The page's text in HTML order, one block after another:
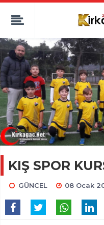
KIŞ SPOR
GÜNCEL 08 Ocak